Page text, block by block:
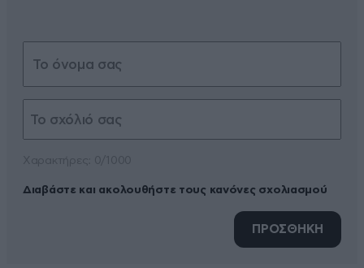
Διαβάστε και ακολουθήστε τους κανόνες σχολιασμού
ΠΡΟΣΘΗΚΗ